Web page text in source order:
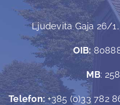
Ljudevita Gaja 26/
OIB:
MB:
Telefon:+385 (0)33 782